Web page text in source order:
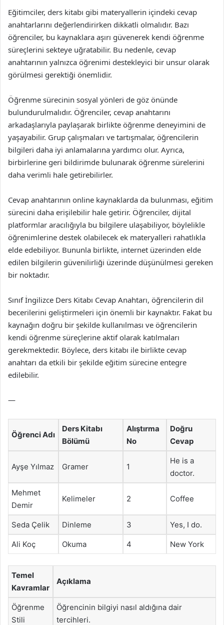
Eğitimciler, ders kitabı gibi materyallerin içindeki cevap
anahtarlarını değerlendirirken dikkatli olmalıdır. Bazı
öğrenciler, bu kaynaklara aşırı güvenerek kendi öğrenme
süreçlerini sekteye uğratabilir. Bu nedenle, cevap
anahtarının yalnızca öğrenimi destekleyici bir unsur olarak
görülmesi gerektiği önemlidir.
Öğrenme sürecinin sosyal yönleri de göz önünde
bulundurulmalıdır. Öğrenciler, cevap anahtarını
arkadaşlarıyla paylaşarak birlikte öğrenme deneyimini de
yaşayabilir. Grup çalışmaları ve tartışmalar, öğrencilerin
bilgileri daha iyi anlamalarına yardımcı olur. Ayrıca,
birbirlerine geri bildirimde bulunarak öğrenme sürelerini
daha verimli hale getirebilirler.
Cevap anahtarının online kaynaklarda da bulunması, eğitim
sürecini daha erişilebilir hale getirir. Öğrenciler, dijital
platformlar aracılığıyla bu bilgilere ulaşabiliyor, böylelikle
öğrenimlerine destek olabilecek ek materyalleri rahatlıkla
elde edebiliyor. Bununla birlikte, internet üzerinden elde
edilen bilgilerin güvenilirliği üzerinde düşünülmesi gereken
bir noktadır.
Sınıf İngilizce Ders Kitabı Cevap Anahtarı, öğrencilerin dil
becerilerini geliştirmeleri için önemli bir kaynaktır. Fakat bu
kaynağın doğru bir şekilde kullanılması ve öğrencilerin
kendi öğrenme süreçlerine aktif olarak katılmaları
gerekmektedir. Böylece, ders kitabı ile birlikte cevap
anahtarı da etkili bir şekilde eğitim sürecine entegre
edilebilir.
—
Öğrenci Adı
Ders Kitabı
Bölümü
Alıştırma
No
Doğru
Cevap
Ayşe Yılmaz Gramer 1
He is a
doctor.
Mehmet
Demir
Kelimeler 2 Coffee
Seda Çelik Dinleme 3 Yes, I do.
Ali Koç Okuma 4 New York
Temel
Kavramlar
Açıklama
Öğrenme
Stili
Öğrencinin bilgiyi nasıl aldığına dair
tercihleri.